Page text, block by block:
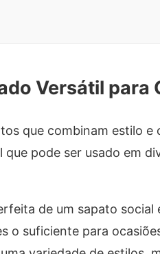
Versátil para
que combinam estilo
pode ser usado em
de um sapato
o suficiente para